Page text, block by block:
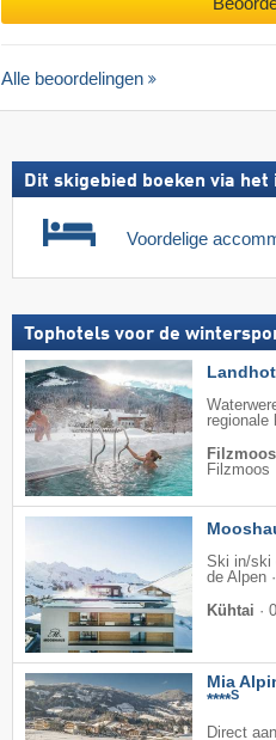
Alle beoordelingen
Dit skigebied boeken via
Voordelige
Tophotels voor de
regionale
Filzmoos
Filzmoos
Ski in/ski
de Alpen
Kühtai ·
Mia
****S
Direct